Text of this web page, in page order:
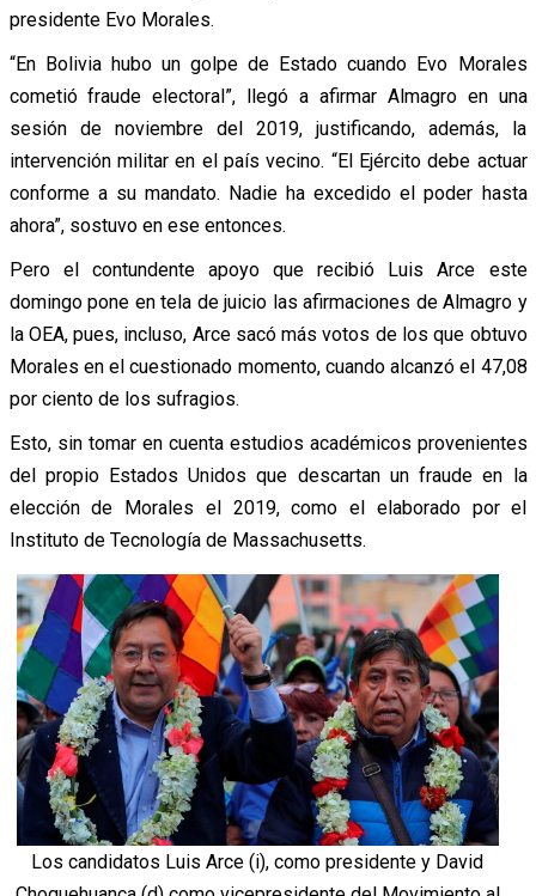
presidente Evo Morales.
“En Bolivia hubo un golpe de Estado cuando Evo Morales
cometió fraude electoral”, llegó a afirmar Almagro en una
sesión de noviembre del 2019, justificando, además, la
intervención militar en el país vecino. “El Ejército debe actuar
conforme a su mandato. Nadie ha excedido el poder hasta
ahora”, sostuvo en ese entonces.
Pero el contundente apoyo que recibió Luis Arce este
domingo pone en tela de juicio las afirmaciones de Almagro y
la OEA, pues, incluso, Arce sacó más votos de los que obtuvo
Morales en el cuestionado momento, cuando alcanzó el 47,08
por ciento de los sufragios.
Esto, sin tomar en cuenta estudios académicos provenientes
del propio Estados Unidos que descartan un fraude en la
elección de Morales el 2019, como el elaborado por el
Instituto de Tecnología de Massachusetts.
Los candidatos Luis Arce (i), como presidente y David